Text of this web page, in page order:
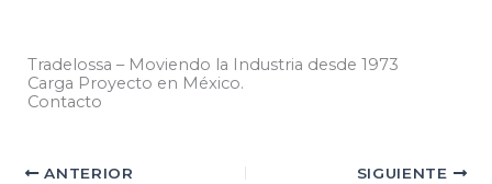
Tradelossa – Moviendo la Industria desde 1973
Carga Proyecto en México.
Contacto
ANTERIOR SIGUIENTE